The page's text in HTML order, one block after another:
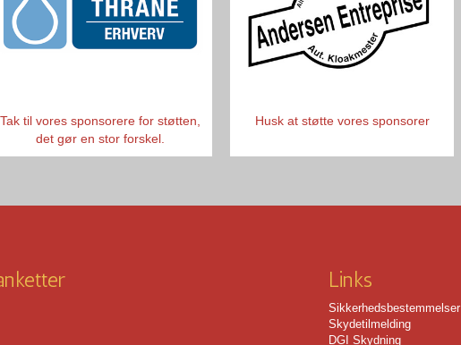
Tak til vores sponsorere for støtten,
det gør en stor forskel.
Husk at støtte vores sponsorer
Links
Sikkerhedsbestemmelser
Skydetilmelding
DGI Skydning